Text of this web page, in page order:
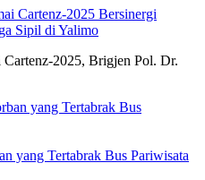
Cartenz-2025 Bersinergi
Sipil di Yalimo
Cartenz-2025, Brigjen Pol. Dr.
yang Tertabrak Bus Pariwisata